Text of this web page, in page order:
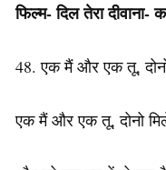
फिल्म- दिल तेरा दीवाना-
48. एक मैं और एक तू,
एक मैं और एक तू, दोनो